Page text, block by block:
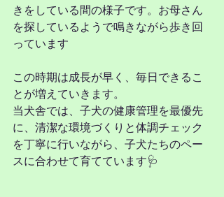
きをしている間の様子です。お母さん
を探しているようで鳴きながら歩き回
っています
この時期は成長が早く、毎日できるこ
とが増えていきます。
当犬舎では、子犬の健康管理を最優先
に、清潔な環境づくりと体調チェック
を丁寧に行いながら、子犬たちのペー
スに合わせて育てています🩺